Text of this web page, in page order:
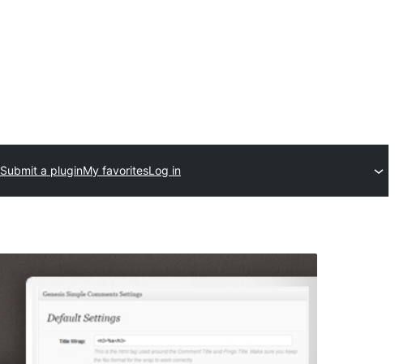
Submit a pluginMy favoritesLog in